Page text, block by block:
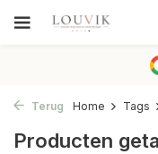
Terug Home Tags
Producten